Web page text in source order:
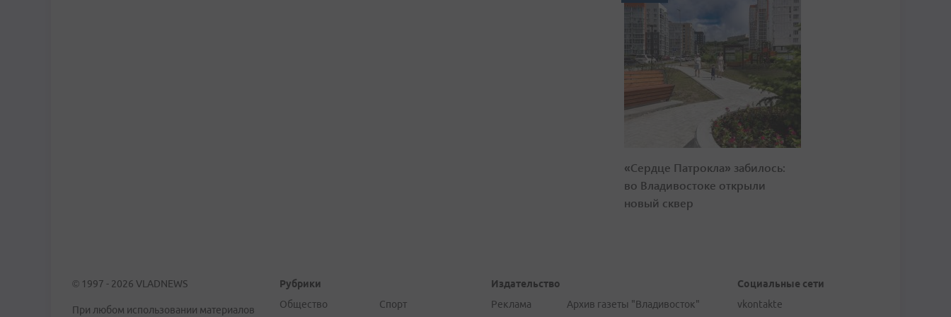
«Сердце Патрокла» забилось:
во Владивостоке открыли
новый сквер
© 1997 - 2026 VLADNEWS
При любом использовании материалов
Рубрики
Общество
Спорт
Издательство
Реклама
Архив газеты "Владивосток"
Социальные сети
vkontakte